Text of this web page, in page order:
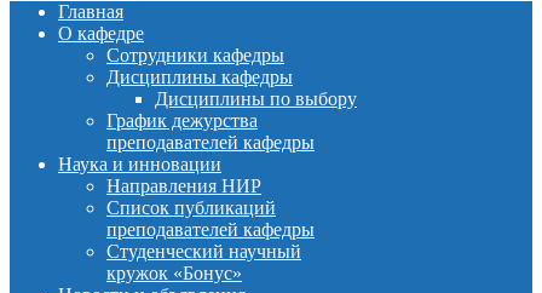
Главная
О кафедре
Сотрудники кафедры
Дисциплины кафедры
Дисциплины по выбору
График дежурства
преподавателей кафедры
Наука и инновации
Направления НИР
Список публикаций
преподавателей кафедры
Студенческий научный
кружок «Бонус»